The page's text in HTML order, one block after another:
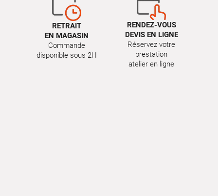
RETRAIT
EN MAGASIN
Commande
disponible sous 2H
RENDEZ-VOUS
DEVIS EN LIGNE
Réservez votre
prestation
atelier en ligne